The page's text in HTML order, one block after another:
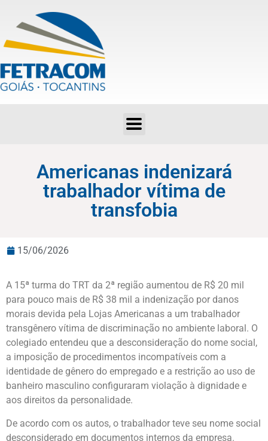
Americanas indenizará
trabalhador vítima de
transfobia
15/06/2026
A 15ª turma do TRT da 2ª região aumentou de R$ 20 mil
para pouco mais de R$ 38 mil a indenização por danos
morais devida pela Lojas Americanas a um trabalhador
transgênero vítima de discriminação no ambiente laboral. O
colegiado entendeu que a desconsideração do nome social,
a imposição de procedimentos incompatíveis com a
identidade de gênero do empregado e a restrição ao uso de
banheiro masculino configuraram violação à dignidade e
aos direitos da personalidade.
De acordo com os autos, o trabalhador teve seu nome social
desconsiderado em documentos internos da empresa.